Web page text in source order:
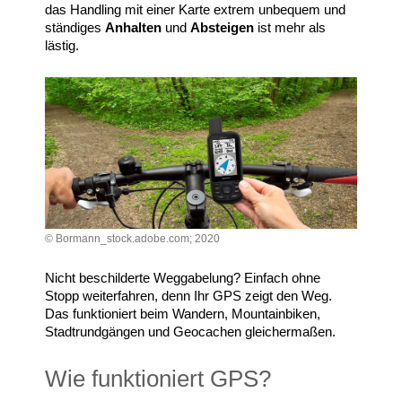
das Handling mit einer Karte extrem unbequem und
ständiges Anhalten und Absteigen ist mehr als
lästig.
© Bormann_stock.adobe.com; 2020
Nicht beschilderte Weggabelung? Einfach ohne
Stopp weiterfahren, denn Ihr GPS zeigt den Weg.
Das funktioniert beim Wandern, Mountainbiken,
Stadtrundgängen und Geocachen gleichermaßen.
Wie funktioniert GPS?